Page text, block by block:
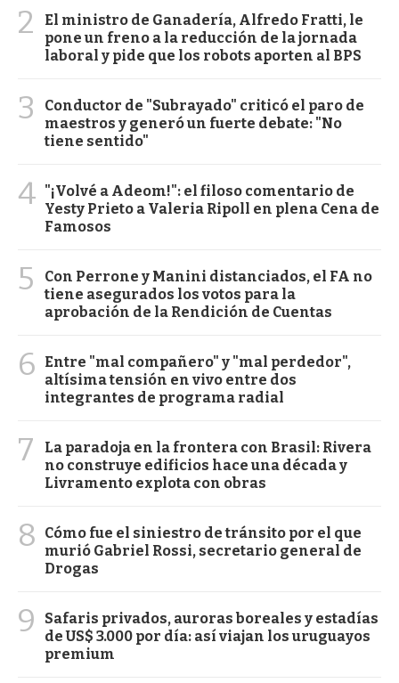
2
El ministro de Ganadería, Alfredo Fratti, le
pone un freno a la reducción de la jornada
laboral y pide que los robots aporten al BPS
3
Conductor de "Subrayado" criticó el paro de
maestros y generó un fuerte debate: "No
tiene sentido"
4 "¡Volvé a Adeom!": el filoso comentario de
Yesty Prieto a Valeria Ripoll en plena Cena de
Famosos
5
Con Perrone y Manini distanciados, el FA no
tiene asegurados los votos para la
aprobación de la Rendición de Cuentas
6
Entre "mal compañero" y "mal perdedor",
altísima tensión en vivo entre dos
integrantes de programa radial
7
La paradoja en la frontera con Brasil: Rivera
no construye edificios hace una década y
Livramento explota con obras
8
Cómo fue el siniestro de tránsito por el que
murió Gabriel Rossi, secretario general de
Drogas
9
Safaris privados, auroras boreales y estadías
de US$ 3.000 por día: así viajan los uruguayos
premium